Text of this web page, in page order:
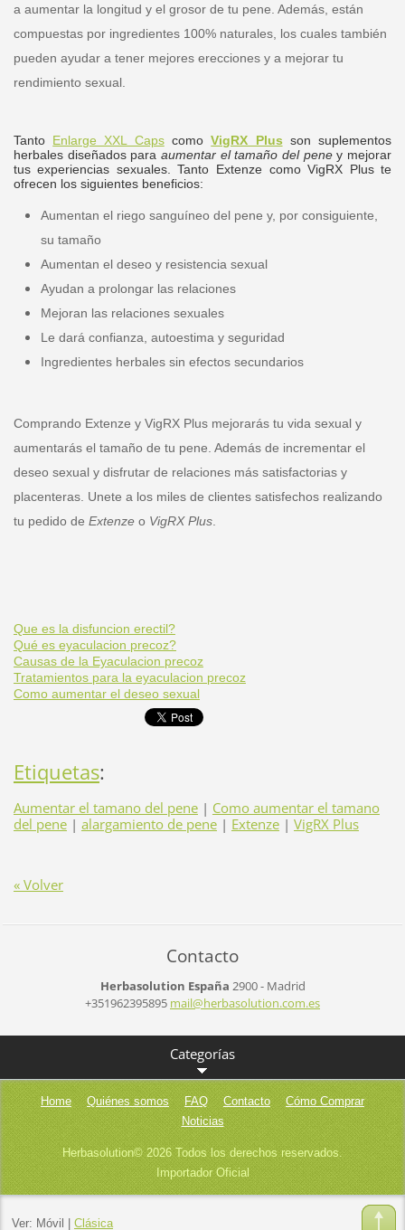
a aumentar la longitud y el grosor de tu pene. Además, están
compuestas por ingredientes 100% naturales, los cuales también
pueden ayudar a tener mejores erecciones y a mejorar tu
rendimiento sexual.
Tanto Enlarge XXL CapscomoVigRX Plus son suplementos
herbales diseñados para aumentar el tamaño del peney mejorar
tus experiencias sexuales. Tanto Extenze como VigRX Plus te
ofrecen los siguientes beneficios:
Aumentan el riego sanguíneo del pene y, por consiguiente,
su tamaño
Aumentan el deseo y resistencia sexual
Ayudan a prolongar las relaciones
Mejoran las relaciones sexuales
Le dará confianza, autoestima y seguridad
Ingredientes herbales sin efectos secundarios
Comprando Extenze y VigRX Plus mejorarás tu vida sexual y
aumentarás el tamaño de tu pene. Además de incrementar el
deseo sexual y disfrutar de relaciones más satisfactorias y
placenteras. Unete a los miles de clientes satisfechos realizando
tu pedido de Extenzeo VigRX Plus.
Que es la disfuncion erectil?
Qué es eyaculacion precoz?
Causas de la Eyaculacion precoz
Tratamientos para la eyaculacion precoz
Como aumentar el deseo sexual
Etiquetas:
Aumentar el tamano del pene | Como aumentar el tamano
del pene | alargamiento de pene | Extenze | VigRX Plus
« Volver
Contacto
Herbasolution España 2900 - Madrid
+351962395895 mail@herbasolution.com.es
Categorías
Home Quiénes somos FAQ Contacto
Cómo Comprar
Noticias
Herbasolution© 2026 Todos los derechos reservados.
Importador Oficial
Ver: Móvil | Clásica